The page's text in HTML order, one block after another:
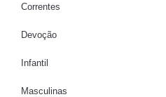
Correntes
Devoção
Infantil
Masculinas